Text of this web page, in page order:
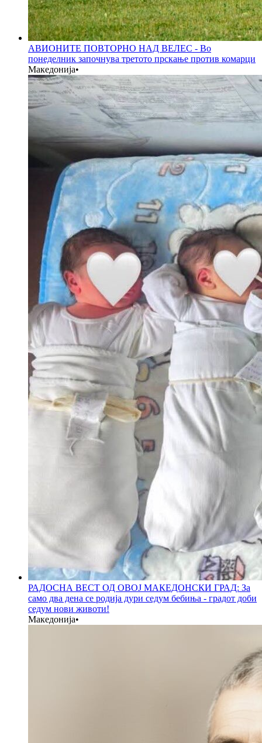
АВИОНИТЕ ПОВТОРНО НАД ВЕЛЕС - Во
понеделник започнува третото прскање против комарци
Македонија•
РАДОСНА ВЕСТ ОД ОВОЈ МАКЕДОНСКИ ГРАД: За
само два дена се родија дури седум бебиња - градот доби
седум нови животи!
Македонија•